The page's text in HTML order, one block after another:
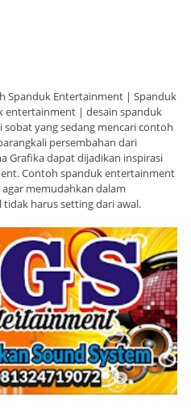
Spanduk Entertainment | Spanduk
| desain spanduk
yang sedang mencari contoh
persembahan dari
Grafika dapat dijadikan inspirasi
Contoh spanduk entertainment
memudahkan dalam
harus setting dari awal.